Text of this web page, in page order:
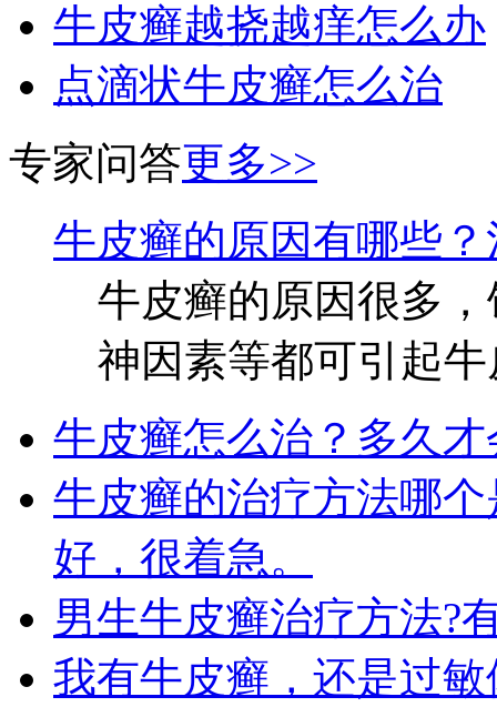
牛皮癣越挠越痒怎么办
点滴状牛皮癣怎么治
专家问答更多>>
牛皮癣的原因有哪些
牛皮癣的原因很多
神因素等都可引起
牛皮癣怎么治？多久
牛皮癣的治疗方法哪
好，很着急。
男生牛皮癣治疗方法?
我有牛皮癣，还是过